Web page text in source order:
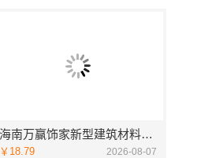
海南万赢饰家新型建筑材料有限公司乡村自建门窗焕新
￥18.79 2026-08-07